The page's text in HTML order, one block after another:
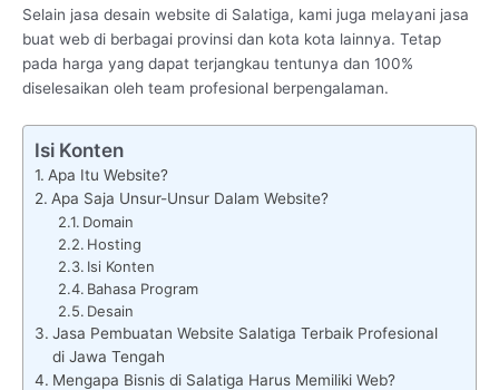
Selain jasa desain website di Salatiga, kami juga melayani jasa
buat web di berbagai provinsi dan kota kota lainnya. Tetap
pada harga yang dapat terjangkau tentunya dan 100%
diselesaikan oleh team profesional berpengalaman.
Isi Konten
Apa Itu Website?
Apa Saja Unsur-Unsur Dalam Website?
Domain
Hosting
Isi Konten
Bahasa Program
Desain
Jasa Pembuatan Website Salatiga Terbaik Profesional
di Jawa Tengah
Mengapa Bisnis di Salatiga Harus Memiliki Web?